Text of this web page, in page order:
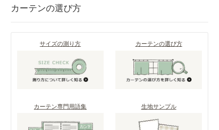
カーテンの選び方
サイズの測り方 カーテンの選び方
カーテン専門用語集 生地サンプル